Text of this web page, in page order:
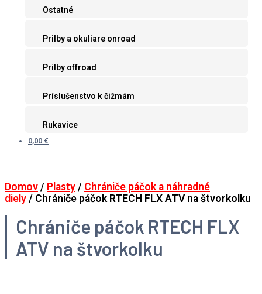
Ostatné
Prilby a okuliare onroad
Prilby offroad
Príslušenstvo k čižmám
Rukavice
0,00 €
Domov / Plasty / Chrániče páčok a náhradné
diely / Chrániče páčok RTECH FLX ATV na štvorkolku
Chrániče páčok RTECH FLX
ATV na štvorkolku